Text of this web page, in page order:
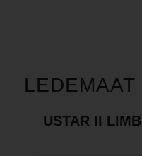
LEDEMAAT
USTAR II